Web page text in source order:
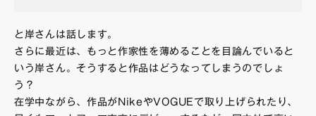
と岸さんは話します。
さらに最近は、もっと作家性を薄めることを目論んでいると
いう岸さん。そうすると作品はどうなってしまうのでしょ
う？
在学中ながら、作品がNikeやVOGUEで取り上げられたり、